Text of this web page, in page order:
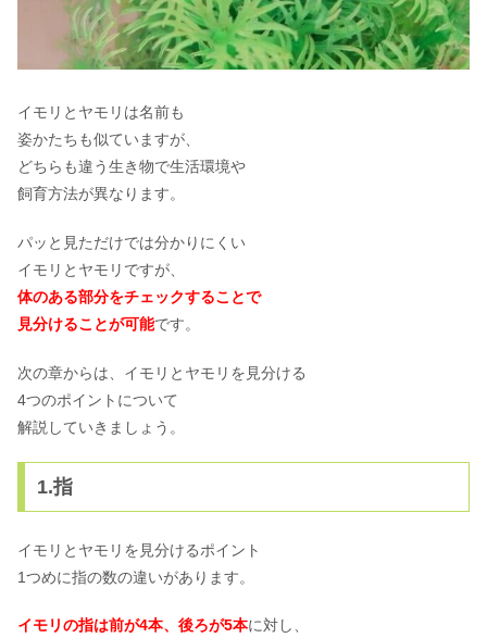
イモリとヤモリは名前も
姿かたちも似ていますが、
どちらも違う生き物で生活環境や
飼育方法が異なります。
パッと見ただけでは分かりにくい
イモリとヤモリですが、
体のある部分をチェックすることで
見分けることが可能です。
次の章からは、イモリとヤモリを見分ける
4つのポイントについて
解説していきましょう。
1.指
イモリとヤモリを見分けるポイント
1つめに指の数の違いがあります。
イモリの指は前が4本、後ろが5本に対し、